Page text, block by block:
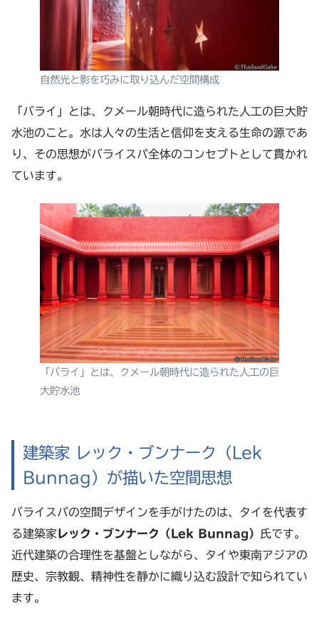
自然光と影を巧みに取り込んだ空間構成
「バライ」とは、クメール朝時代に造られた人工の巨大貯
水池のこと。水は人々の生活と信仰を支える生命の源であ
り、その思想がバライスパ全体のコンセプトとして貫かれ
ています。
「バライ」とは、クメール朝時代に造られた人工の巨
大貯水池
建築家 レック・ブンナーク（Lek
Bunnag）が描いた空間思想
バライスパの空間デザインを手がけたのは、タイを代表す
る建築家 レック・ブンナーク（Lek Bunnag）
氏です。
近代建築の合理性を基盤としながら、タイや東南アジアの
歴史、宗教観、精神性を静かに織り込む設計で知られてい
ます。